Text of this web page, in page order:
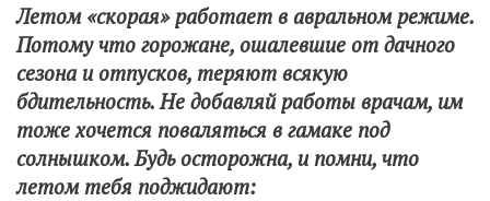
Летом «скорая» работает в авральном режиме.
Потому что горожане, ошалевшие от дачного
сезона и отпусков, теряют всякую
бдительность. Не добавляй работы врачам, им
тоже хочется поваляться в гамаке под
солнышком. Будь осторожна, и помни, что
летом тебя поджидают: